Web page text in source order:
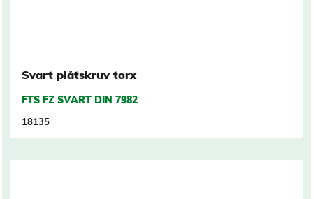
Svart plåtskruv torx
FTS FZ SVART DIN 7982
18135